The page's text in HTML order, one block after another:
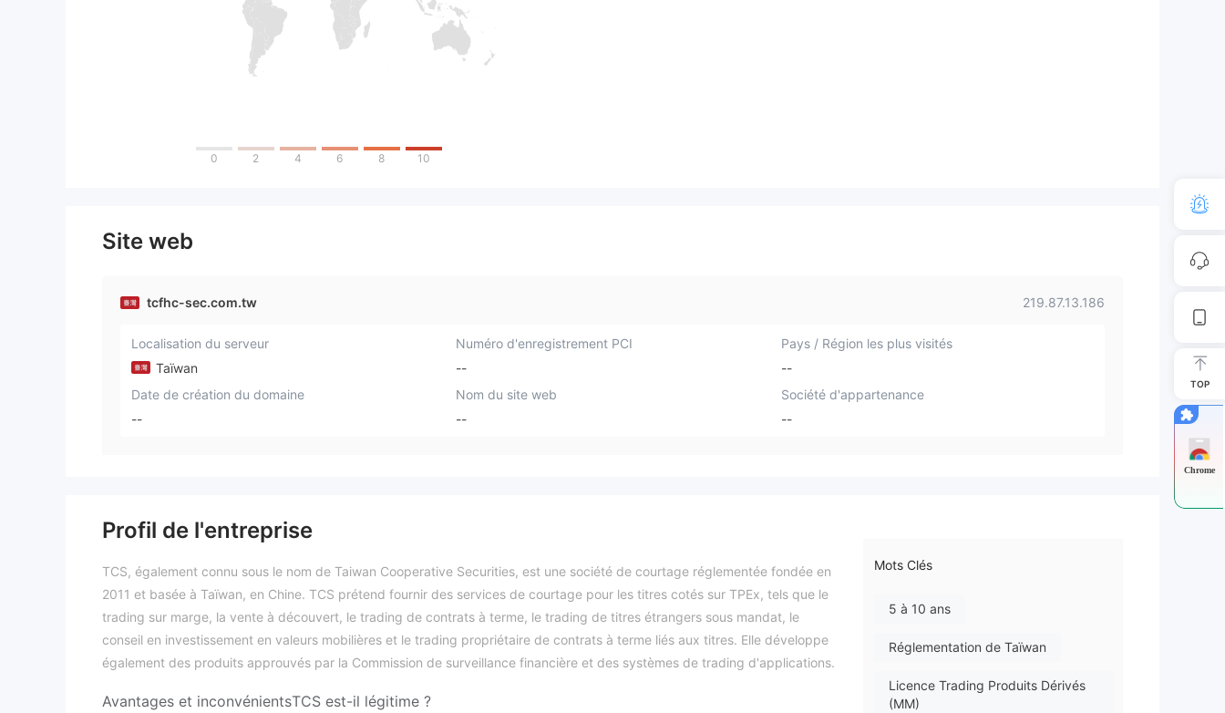
0 2 4 6 8 10
Site web
tcfhc-sec.com.tw 219.87.13.186
Localisation du serveur
Taïwan
Numéro d'enregistrement PCI
--
Pays / Région les plus visités
--
Date de création du domaine
--
Nom du site web
--
Société d'appartenance
--
Profil de l'entreprise
TCS, également connu sous le nom de Taiwan Cooperative Securities, est une société de courtage réglementée fondée en
2011 et basée à Taïwan, en Chine. TCS prétend fournir des services de courtage pour les titres cotés sur TPEx, tels que le
trading sur marge, la vente à découvert, le trading de contrats à terme, le trading de titres étrangers sous mandat, le
conseil en investissement en valeurs mobilières et le trading propriétaire de contrats à terme liés aux titres. Elle développe
également des produits approuvés par la Commission de surveillance financière et des systèmes de trading d'applications.
Avantages et inconvénientsTCS est-il légitime ?
Mots Clés
5 à 10 ans
Réglementation de Taïwan
Licence Trading Produits Dérivés
(MM)
TOP
Chrome